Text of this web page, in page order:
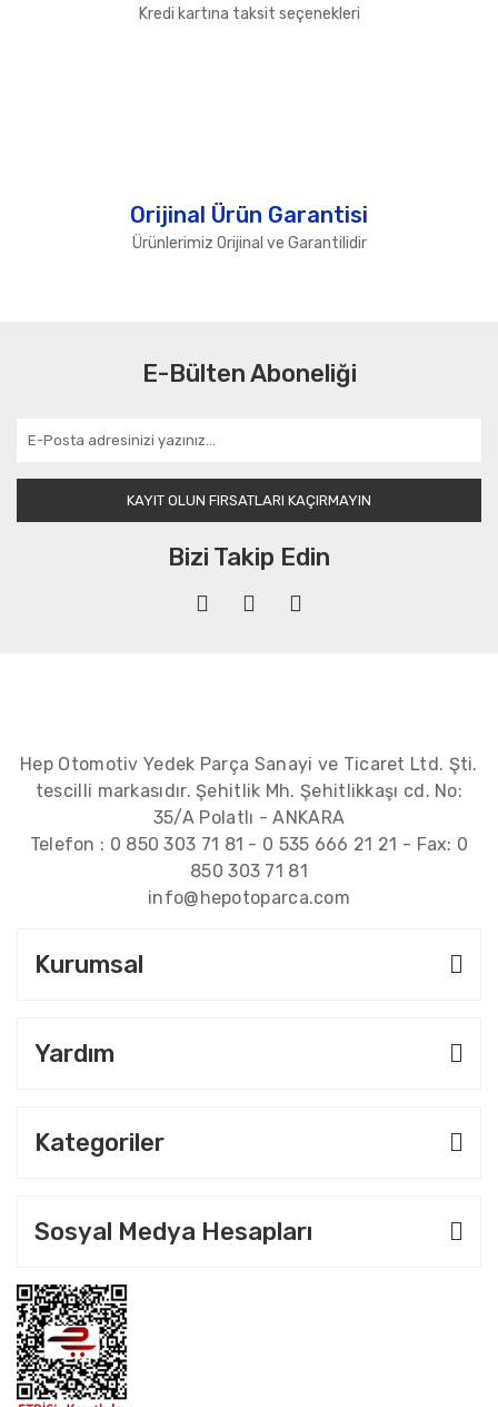
Kredi kartına taksit seçenekleri
Orijinal Ürün Garantisi
Ürünlerimiz Orijinal ve Garantilidir
E-Bülten Aboneliği
KAYIT OLUN FIRSATLARI KAÇIRMAYIN
Bizi Takip Edin
Hep Otomotiv Yedek Parça Sanayi ve Ticaret Ltd. Şti.
tescilli markasıdır. Şehitlik Mh. Şehitlikkaşı cd. No:
35/A Polatlı - ANKARA
Telefon : 0 850 303 71 81 - 0 535 666 21 21 - Fax: 0
850 303 71 81
info@hepotoparca.com
Kurumsal
Yardım
Kategoriler
Sosyal Medya Hesapları